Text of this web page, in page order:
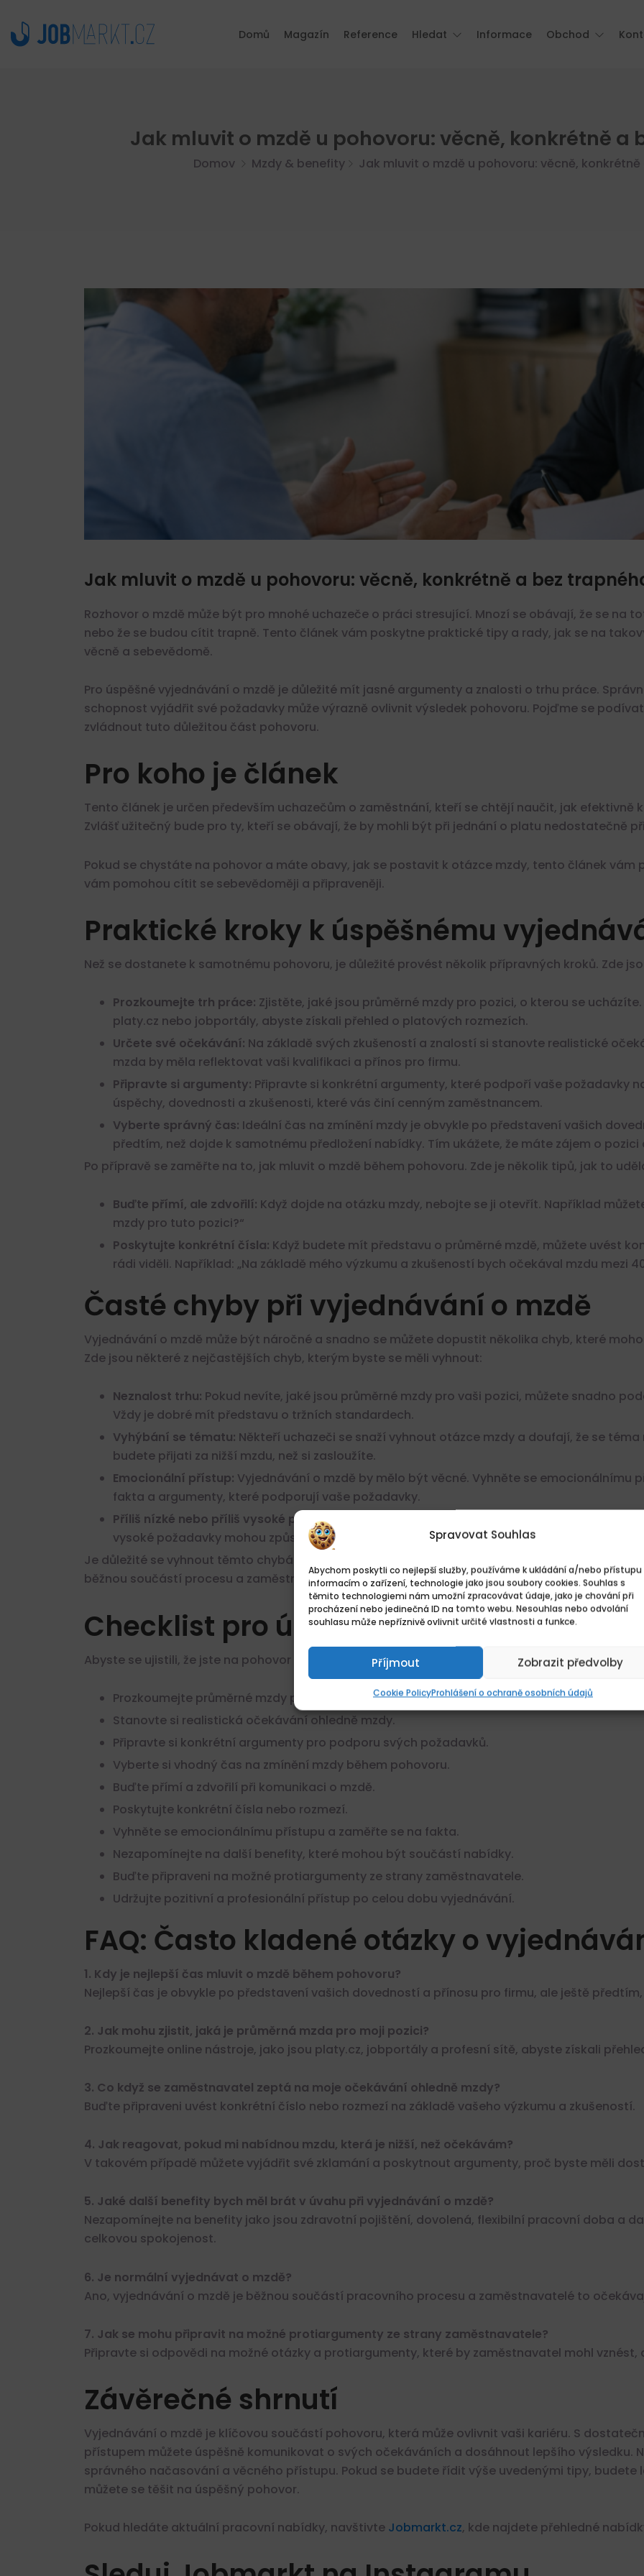
Spravovat Souhlas
Abychom poskytli co nejlepší služby, používáme k ukládání a/nebo přístupu
informacím o zařízení, technologie jako jsou soubory cookies. Souhlas s
těmito technologiemi nám umožní zpracovávat údaje, jako je chování při
procházení nebo jedinečná ID na tomto webu. Nesouhlas nebo odvolání
souhlasu může nepříznivě ovlivnit určité vlastnosti a funkce.
Příjmout Zobrazit předvolby
Cookie PolicyProhlášení o ochraně osobních údajů
Domů Magazín Reference Hledat Informace Obchod
Jak mluvit o mzdě u pohovoru: věcně, konkrétně a
Domov Mzdy & benefity Jak mluvit o mzdě u pohovoru: věcně,
Jak mluvit o mzdě u pohovoru: věcně, konkrétně a bez
Rozhovor o mzdě může být pro mnohé uchazeče o práci stresující. Mnozí se obávají, že se na
nebo že se budou cítit trapně. Tento článek vám poskytne praktické tipy a rady, jak se na
věcně a sebevědomě.
Pro úspěšné vyjednávání o mzdě je důležité mít jasné argumenty a znalosti o trhu práce.
schopnost vyjádřit své požadavky může výrazně ovlivnit výsledek pohovoru. Pojďme se
zvládnout tuto důležitou část pohovoru.
Pro koho je článek
Tento článek je určen především uchazečům o zaměstnání, kteří se chtějí naučit, jak efektivně
Zvlášť užitečný bude pro ty, kteří se obávají, že by mohli být při jednání o platu nedostatečně
Pokud se chystáte na pohovor a máte obavy, jak se postavit k otázce mzdy, tento článek vám
vám pomohou cítit se sebevědoměji a připraveněji.
Praktické kroky k úspěšnému
Než se dostanete k samotnému pohovoru, je důležité provést několik přípravných kroků. Zde
Prozkoumejte trh práce: Zjistěte, jaké jsou průměrné mzdy pro pozici, o kterou se
platy.cz nebo jobportály, abyste získali přehled o platových rozmezích.
Určete své očekávání: Na základě svých zkušeností a znalostí si stanovte realistické
mzda by měla reflektovat vaši kvalifikaci a přínos pro firmu.
Připravte si argumenty: Připravte si konkrétní argumenty, které podpoří vaše požadavky
úspěchy, dovednosti a zkušenosti, které vás činí cenným zaměstnancem.
Vyberte správný čas: Ideální čas na zmínění mzdy je obvykle po představení vašich
předtím, než dojde k samotnému předložení nabídky. Tím ukážete, že máte zájem o
Po přípravě se zaměřte na to, jak mluvit o mzdě během pohovoru. Zde je několik tipů, jak to
Buďte přímí, ale zdvořilí: Když dojde na otázku mzdy, nebojte se ji otevřít. Například
mzdy pro tuto pozici?“
Poskytujte konkrétní čísla: Když budete mít představu o průměrné mzdě, můžete uvést
rádi viděli. Například: „Na základě mého výzkumu a zkušeností bych očekával mzdu mezi
Časté chyby při vyjednávání o mzdě
Vyjednávání o mzdě může být náročné a snadno se můžete dopustit několika chyb, které
Zde jsou některé z nejčastějších chyb, kterým byste se měli vyhnout:
Neznalost trhu: Pokud nevíte, jaké jsou průměrné mzdy pro vaši pozici, můžete snadno
Vždy je dobré mít představu o tržních standardech.
Vyhýbání se tématu: Někteří uchazeči se snaží vyhnout otázce mzdy a doufají, že se
budete přijati za nižší mzdu, než si zasloužíte.
Emocionální přístup: Vyjednávání o mzdě by mělo být věcné. Vyhněte se emocionálnímu
fakta a argumenty, které podporují vaše požadavky.
Příliš nízké nebo příliš vysoké požadavky:
Stanovení příliš nízké mzdy může signalizovat
vysoké požadavky mohou způsobit, že zaměstnavatel ztratí zájem. Buďte realisté a
Je důležité se vyhnout těmto chybám, abyste maximalizovali své šance na úspěšné
běžnou součástí procesu a zaměstnavatelé to očekávají.
Checklist pro úspěšné vyjednávání o
Abyste se ujistili, že jste na pohovor připraveni a víte, jak správně mluvit o mzdě, zde je
Prozkoumejte průměrné mzdy pro vaši pozici.
Stanovte si realistická očekávání ohledně mzdy.
Připravte si konkrétní argumenty pro podporu svých požadavků.
Vyberte si vhodný čas na zmínění mzdy během pohovoru.
Buďte přímí a zdvořilí při komunikaci o mzdě.
Poskytujte konkrétní čísla nebo rozmezí.
Vyhněte se emocionálnímu přístupu a zaměřte se na fakta.
Nezapomínejte na další benefity, které mohou být součástí nabídky.
Buďte připraveni na možné protiargumenty ze strany zaměstnavatele.
Udržujte pozitivní a profesionální přístup po celou dobu vyjednávání.
FAQ: Často kladené otázky o
1. Kdy je nejlepší čas mluvit o mzdě během pohovoru?
Nejlepší čas je obvykle po představení vašich dovedností a přínosu pro firmu, ale ještě
2. Jak mohu zjistit, jaká je průměrná mzda pro moji pozici?
Prozkoumejte online nástroje, jako jsou platy.cz, jobportály a profesní sítě, abyste získali
3. Co když se zaměstnavatel zeptá na moje očekávání ohledně mzdy?
Buďte připraveni uvést konkrétní číslo nebo rozmezí na základě vašeho výzkumu a zkušeností.
4. Jak reagovat, pokud mi nabídnou mzdu, která je nižší, než očekávám?
V takovém případě můžete vyjádřit své zklamání a poskytnout argumenty, proč byste měli
5. Jaké další benefity bych měl brát v úvahu při vyjednávání o mzdě?
Nezapomínejte na benefity jako jsou zdravotní pojištění, dovolená, flexibilní pracovní doba a
celkovou spokojenost.
6. Je normální vyjednávat o mzdě?
Ano, vyjednávání o mzdě je běžnou součástí pracovního procesu a zaměstnavatelé to
7. Jak se mohu připravit na možné protiargumenty ze strany zaměstnavatele?
Připravte si odpovědi na možné otázky a protiargumenty, které by zaměstnavatel mohl
Závěrečné shrnutí
Vyjednávání o mzdě je klíčovou součástí pohovoru, která může ovlivnit vaši kariéru. S
přístupem můžete úspěšně komunikovat o svých očekáváních a dosáhnout lepšího výsledku.
správného načasování a věcného přístupu. Pokud se budete řídit výše uvedenými tipy, budete
můžete se těšit na úspěšný pohovor.
Pokud hledáte aktuální pracovní nabídky, navštivte Jobmarkt.cz, kde najdete přehledné